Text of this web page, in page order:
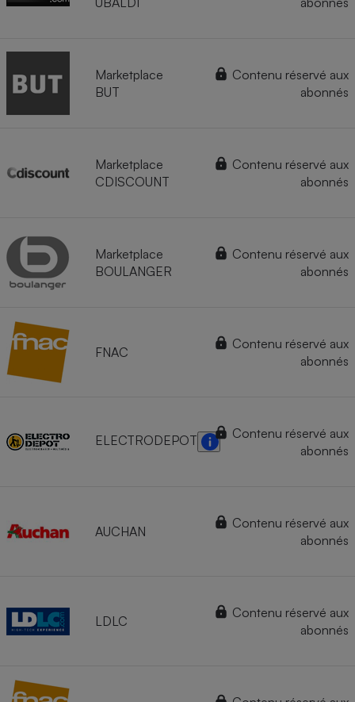
Marketplace
BUT
Contenu réservé aux
abonnés
Marketplace
CDISCOUNT
Contenu réservé aux
abonnés
Marketplace
BOULANGER
Contenu réservé aux
abonnés
FNAC
Contenu réservé aux
abonnés
ELECTRODEPOT
Contenu réservé aux
abonnés
AUCHAN
Contenu réservé aux
abonnés
LDLC
Contenu réservé aux
abonnés